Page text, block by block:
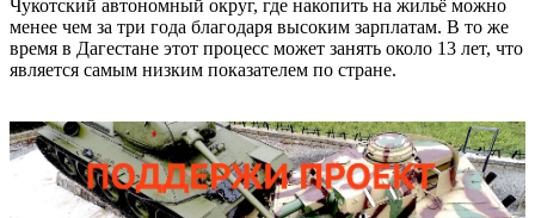
Чукотский автономный округ, где накопить на жильё можно
менее чем за три года благодаря высоким зарплатам. В то же
время в Дагестане этот процесс может занять около 13 лет, что
является самым низким показателем по стране.